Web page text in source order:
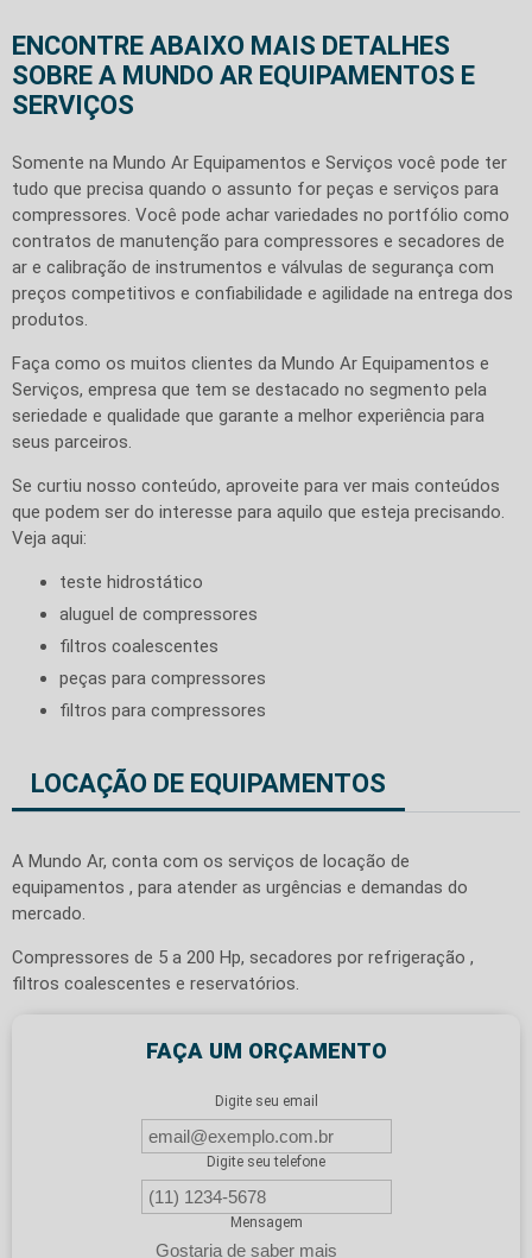
ENCONTRE ABAIXO MAIS DETALHES
SOBRE A MUNDO AR EQUIPAMENTOS E
SERVIÇOS
Somente na Mundo Ar Equipamentos e Serviços você pode ter
tudo que precisa quando o assunto for peças e serviços para
compressores. Você pode achar variedades no portfólio como
contratos de manutenção para compressores e secadores de
ar e calibração de instrumentos e válvulas de segurança com
preços competitivos e confiabilidade e agilidade na entrega dos
produtos.
Faça como os muitos clientes da Mundo Ar Equipamentos e
Serviços, empresa que tem se destacado no segmento pela
seriedade e qualidade que garante a melhor experiência para
seus parceiros.
Se curtiu nosso conteúdo, aproveite para ver mais conteúdos
que podem ser do interesse para aquilo que esteja precisando.
Veja aqui:
teste hidrostático
aluguel de compressores
filtros coalescentes
peças para compressores
filtros para compressores
LOCAÇÃO DE EQUIPAMENTOS
A Mundo Ar, conta com os serviços de locação de
equipamentos , para atender as urgências e demandas do
mercado.
Compressores de 5 a 200 Hp, secadores por refrigeração ,
filtros coalescentes e reservatórios.
FAÇA UM ORÇAMENTO
Digite seu email
Digite seu telefone
Mensagem